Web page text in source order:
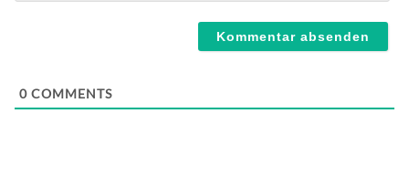
0 COMMENTS